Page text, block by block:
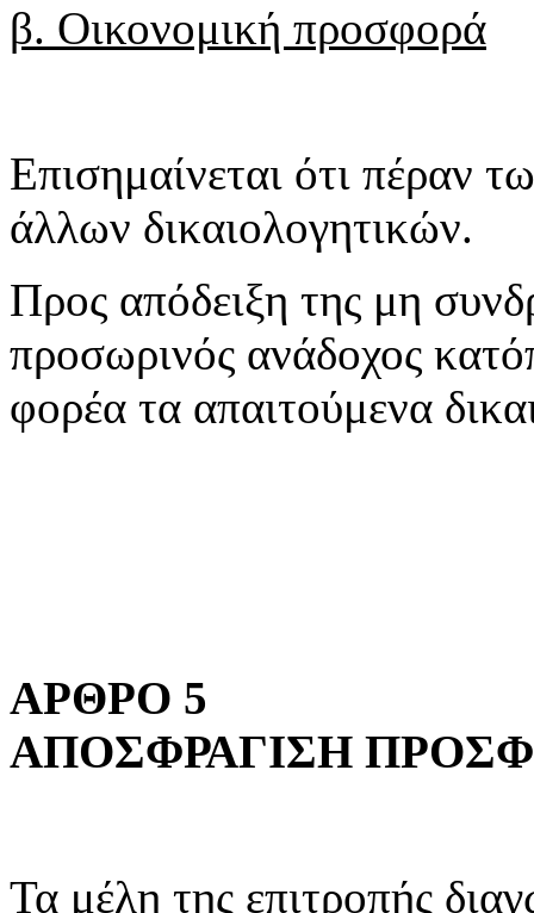
β. Οικονομική προσφορά
Επισημαίνεται ότι πέραν
άλλων δικαιολογητικών.
Προς απόδειξη της μη
προσωρινός ανάδοχος
φορέα τα απαιτούμενα
ΑΡΘΡΟ 5
ΑΠΟΣΦΡΑΓΙΣΗ
Τα μέλη της επιτροπής